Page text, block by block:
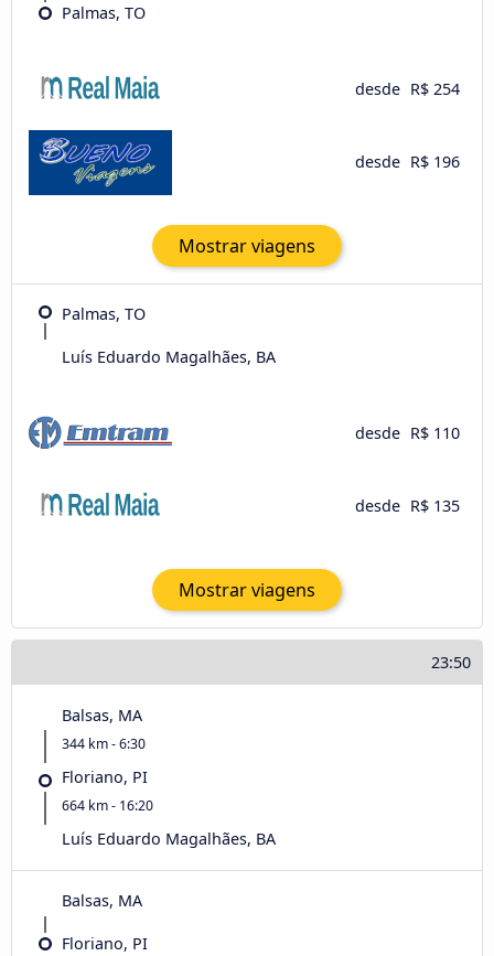
Palmas, TO
desde R$ 254
desde R$ 196
Mostrar viagens
Palmas, TO
Luís Eduardo Magalhães, BA
desde R$ 110
desde R$ 135
Mostrar viagens
23:50
Balsas, MA
344 km - 6:30
Floriano, PI
664 km - 16:20
Luís Eduardo Magalhães, BA
Balsas, MA
Floriano, PI